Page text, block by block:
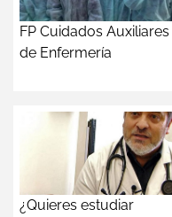
FP Cuidados Auxiliares
de Enfermería
¿Quieres estudiar